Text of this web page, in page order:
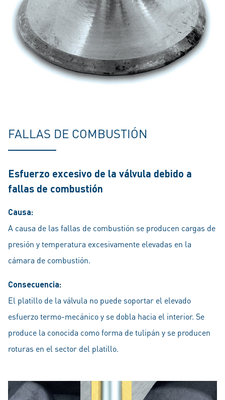
FALLAS DE COMBUSTIÓN
Esfuerzo excesivo de la válvula debido a
fallas de combustión
Causa:
A causa de las fallas de combustión se producen cargas de
presión y temperatura excesivamente elevadas en la
cámara de combustión.
Consecuencia:
El platillo de la válvula no puede soportar el elevado
esfuerzo termo-mecánico y se dobla hacia el interior. Se
produce la conocida como forma de tulipán y se producen
roturas en el sector del platillo.